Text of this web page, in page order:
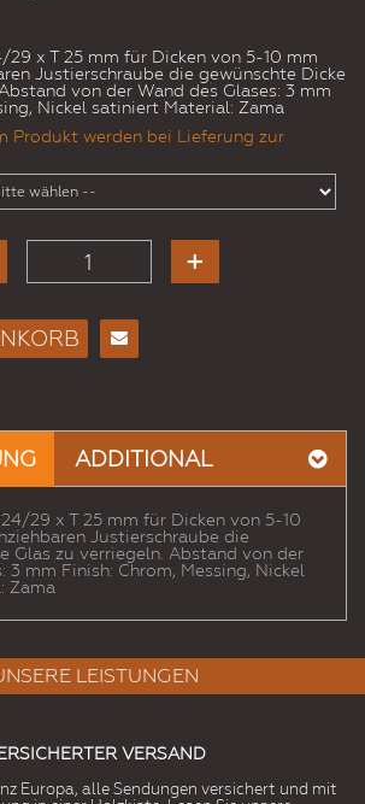
29 x T 25 mm für Dicken von 5-10 mm
Justierschraube die gewünschte Dicke
von der Wand des Glases: 3 mm
Nickel satiniert Material: Zama
Produkt werden bei Lieferung zur
Freund
ADDITIONAL
29 x T 25 mm für Dicken von 5-10
Justierschraube die
Glas zu verriegeln. Abstand von der
3 mm Finish: Chrom, Messing, Nickel
Zama
LEISTUNGEN
VERSAND
Europa, alle Sendungen versichert und mit